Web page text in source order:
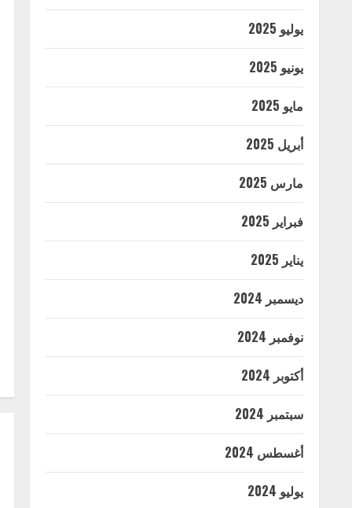
يوليو 2025
يونيو 2025
مايو 2025
أبريل 2025
مارس 2025
فبراير 2025
يناير 2025
ديسمبر 2024
نوفمبر 2024
أكتوبر 2024
سبتمبر 2024
أغسطس 2024
يوليو 2024